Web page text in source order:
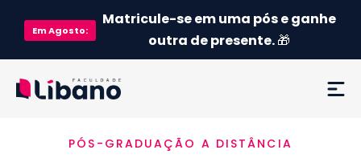
EmAgosto:
Matricule-se em uma pós e ganhe
outra de presente.🎁
EmentaPÓS-GRADUAÇÃO A DISTÂNCIA